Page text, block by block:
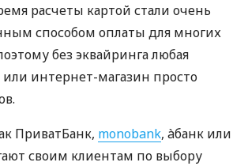
расчеты картой стали очень
способом оплаты для многих
без эквайринга любая
или интернет-магазин просто
ПриватБанк, monobank, àбанк или
своим клиентам по выбору